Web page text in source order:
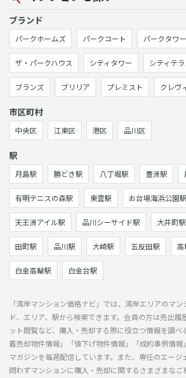
ブランド
パークホームズ パークコート パークタワー
ザ・パークハウス シティタワー シティテラ
ブランズ ブリリア プレミスト クレヴ
市区町村
中央区 江東区 港区 品川区
駅
月島駅 勝どき駅 八丁堀駅 豊洲駅
有明テニスの森駅 東雲駅 お台場海浜公園駅
天王洲アイル駅 品川シーサイド駅 大井町駅
田町駅 品川駅 大崎駅 五反田駅 高
白金高輪駅 白金台駅
「湾岸マンション価格ナビ」では、湾岸エリアのマ
ド、エリア、駅から検索できます。会員の方は売出履
ット閲覧など、購入・売却する際に役立つ情報を調べ
着売却物件情報」「値下げ物件情報」「成約事例情報
マガジンを毎週配信しています。また、専任のエージ
問わずマンションに購入・売却に関するさまざまなご